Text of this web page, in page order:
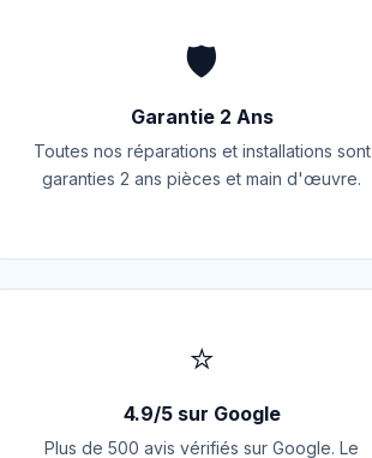
🛡️
Garantie 2 Ans
Toutes nos réparations et installations sont
garanties 2 ans pièces et main d'œuvre.
⭐
4.9/5 sur Google
Plus de 500 avis vérifiés sur Google. Le